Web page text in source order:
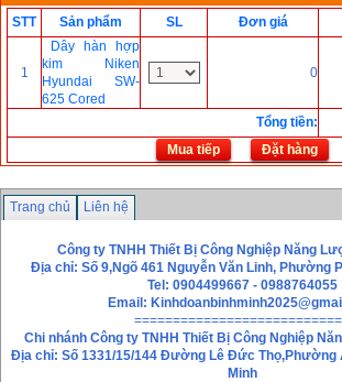
STT
Sản phẩm SL Đơn giá
1
Dây hàn hợp
kim Niken
Hyundai SW-
625 Cored
0
Tổng tiền:
Mua tiếp
Đặt hàng
Trang chủ Liên hệ
Công ty TNHH Thiết Bị Công Nghiệp Năng
Địa chỉ: Số 9,Ngõ 461 Nguyễn Văn Linh, Phường
Tel: 0904499667 - 0988764055
Email:
Chi nhánh Công ty TNHH Thiết Bị Công Nghiệp
Địa chỉ: Số 1331/15/144 Đường Lê Đức Thọ,Phường
Minh